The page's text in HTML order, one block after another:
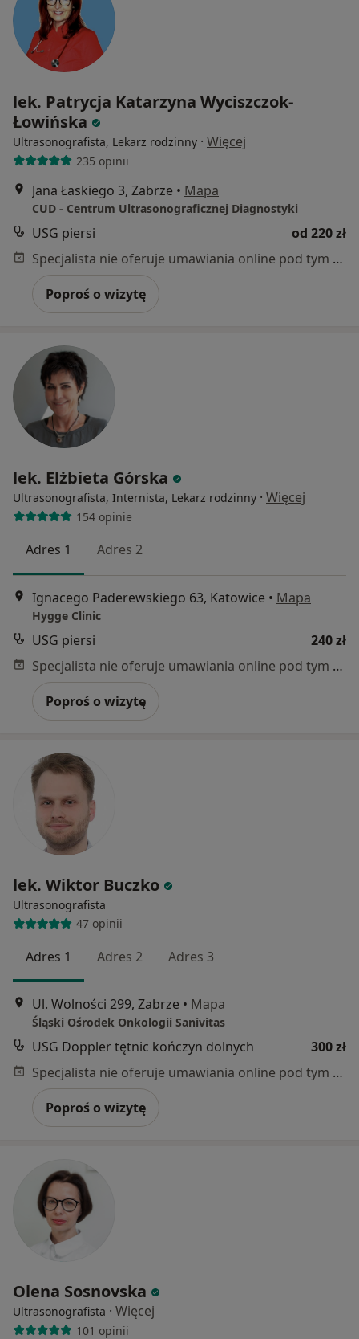
lek. Patrycja Katarzyna Wyciszczok-
Łowińska
Ultrasonografista, Lekarz rodzinny · Więcej
235 opinii
Jana Łaskiego 3, Zabrze • Mapa
CUD - Centrum Ultrasonograficznej Diagnostyki
USG piersi
od 220 zł
Specjalista nie oferuje umawiania online pod tym adresem.
Poproś o wizytę
lek. Elżbieta Górska
Ultrasonografista, Internista, Lekarz rodzinny · Więcej
154 opinie
Adres 1 Adres 2
Ignacego Paderewskiego 63, Katowice • Mapa
Hygge Clinic
USG piersi
240 zł
Specjalista nie oferuje umawiania online pod tym adresem.
Poproś o wizytę
lek. Wiktor Buczko
Ultrasonografista
47 opinii
Adres 1 Adres 2 Adres 3
Ul. Wolności 299, Zabrze • Mapa
Śląski Ośrodek Onkologii Sanivitas
USG Doppler tętnic kończyn dolnych
300 zł
Specjalista nie oferuje umawiania online pod tym adresem.
Poproś o wizytę
Olena Sosnovska
Ultrasonografista · Więcej
101 opinii